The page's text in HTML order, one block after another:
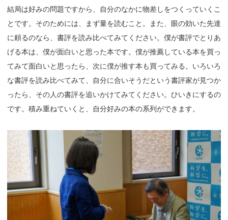
結局は好みの問題ですから、自分のなかに物差しをつくっていくこ
とです。そのためには、まず量を読むこと。また、眼の効いた先達
に頼るのなら、書評を読み比べてみてください。僕が書評でとりあ
げる本は、僕が面白いと思った本です。僕が推薦している本を買っ
てみて面白いと思ったら、次に僕が推す本も買ってみる。いろいろ
な書評を読み比べてみて、自分に合いそうだという書評家が見つか
ったら、その人の書評を追いかけてみてください。ひいきにするの
です。積み重ねていくと、自分好みの本の系列ができます。